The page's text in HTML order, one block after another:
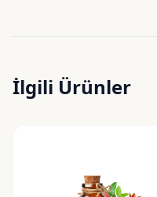
İlgili Ürünler